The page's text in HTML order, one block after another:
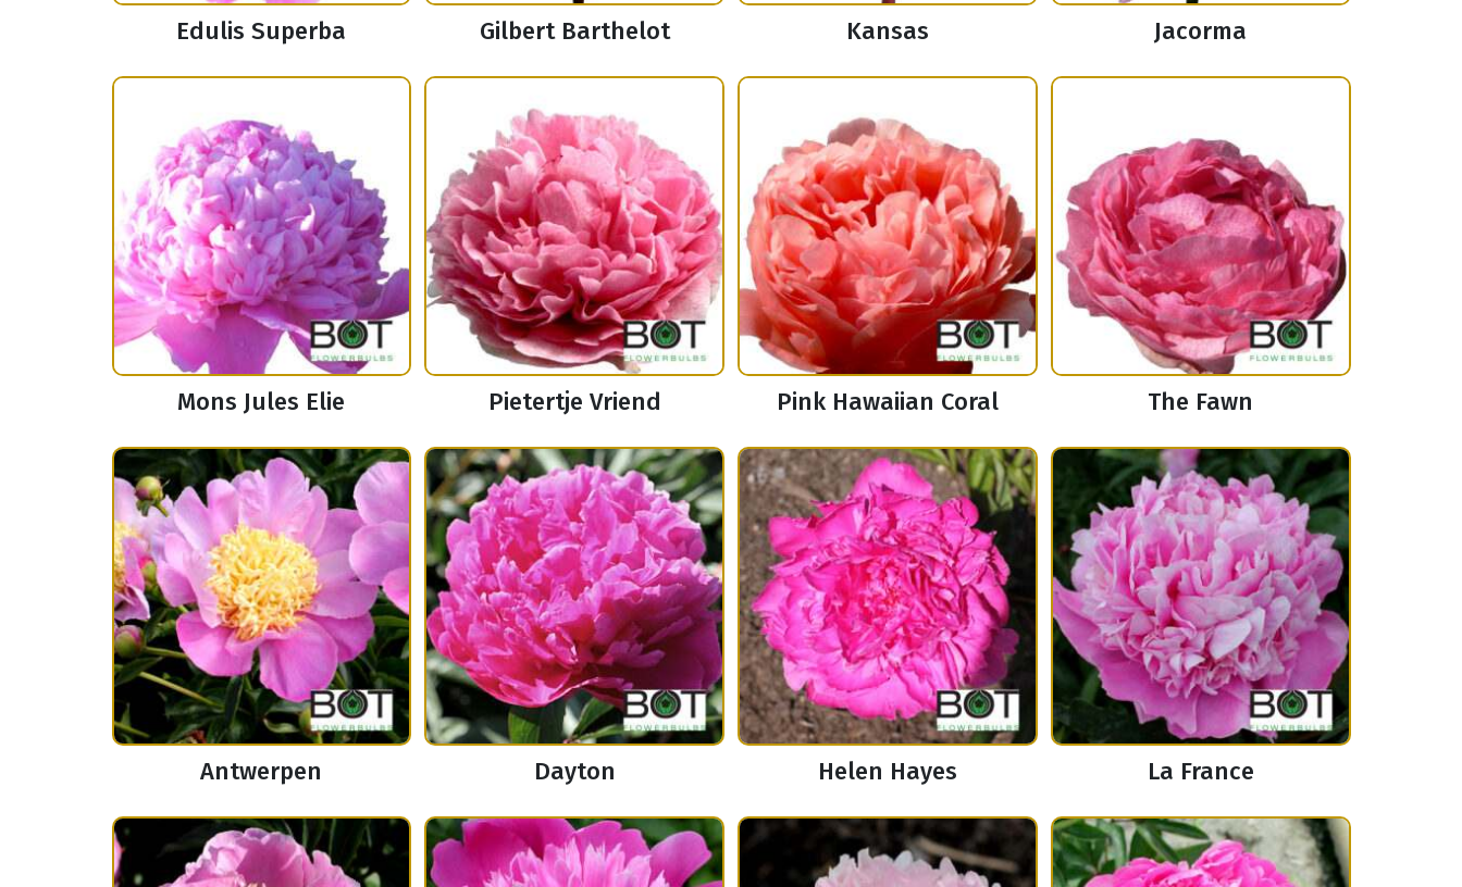
Edulis Superba Gilbert Barthelot Kansas Jacorma
Mons Jules Elie Pietertje Vriend Pink Hawaiian Coral The Fawn
Antwerpen Dayton Helen Hayes La France